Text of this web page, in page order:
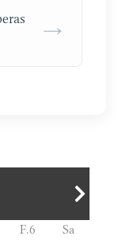
→
F.6
Sa